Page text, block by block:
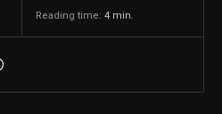
Reading time: 4 min.